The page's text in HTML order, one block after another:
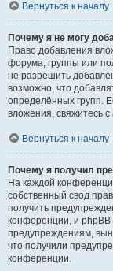
Вернуться к началу
Почему я не могу
Право добавления
форума, группы или
не разрешить
возможно, что
определённых групп.
вложения, свяжитесь
Вернуться к началу
Почему я получил
На каждой
собственный свод
получить
конференции, и phpBB
предупреждениям,
что получили
конференции.